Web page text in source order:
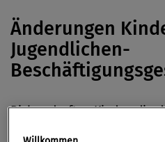
Änderungen
Jugendlichen-
Bisher durften Kinder, die